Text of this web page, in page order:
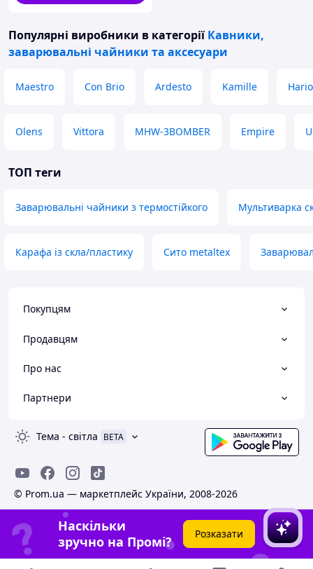
Популярні виробники в категорії Кавники,
заварювальні чайники та аксесуари
Maestro Con Brio Ardesto Kamille Hario
Olens Vittora MHW-3BOMBER Empire
ТОП теги
Заварювальні чайники з термостійкого Мультиварка
Карафа із скла/пластику Сито metaltex
Покупцям
Продавцям
Про нас
Партнери
Тема - світла BETA
© Prom.ua — маркетплейс України, 2008-2026
Наскільки
зручно на Промі?
Розказати